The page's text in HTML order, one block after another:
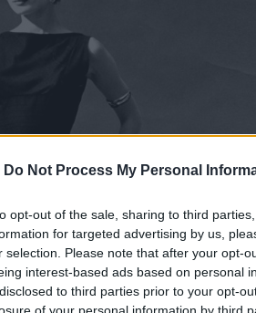
Do Not Process My Personal
opt-out of the sale, sharing to third
for targeted advertising by us,
selection. Please note that after your opt-
interest-based ads based on personal
to third parties prior to your opt-